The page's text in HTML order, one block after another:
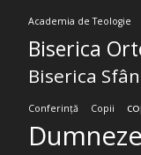
Academia de Teologie
Biserica
Biserica
Conferință Copii